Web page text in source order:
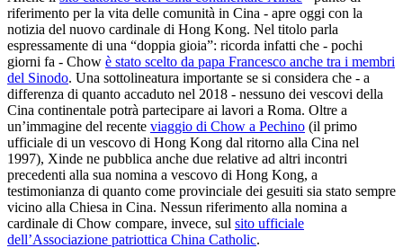
riferimento per la vita delle comunità in Cina - apre oggi con la
notizia del nuovo cardinale di Hong Kong. Nel titolo parla
espressamente di una “doppia gioia”: ricorda infatti che - pochi
giorni fa - Chow è stato scelto da papa Francesco anche tra i membri
del Sinodo. Una sottolineatura importante se si considera che - a
differenza di quanto accaduto nel 2018 - nessuno dei vescovi della
Cina continentale potrà partecipare ai lavori a Roma. Oltre a
un’immagine del recente viaggio di Chow a Pechino (il primo
ufficiale di un vescovo di Hong Kong dal ritorno alla Cina nel
1997), Xinde ne pubblica anche due relative ad altri incontri
precedenti alla sua nomina a vescovo di Hong Kong, a
testimonianza di quanto come provinciale dei gesuiti sia stato sempre
vicino alla Chiesa in Cina. Nessun riferimento alla nomina a
cardinale di Chow compare, invece, sul sito ufficiale
dell’Associazione patriottica China Catholic.